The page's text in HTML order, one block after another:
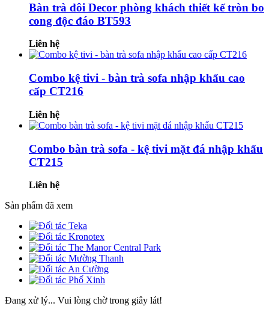
Bàn trà đôi Decor phòng khách thiết kế tròn bo
cong độc đáo BT593
Liên hệ
Combo kệ tivi - bàn trà sofa nhập khẩu cao
cấp CT216
Liên hệ
Combo bàn trà sofa - kệ tivi mặt đá nhập khẩu
CT215
Liên hệ
Sản phẩm đã xem
Đang xử lý... Vui lòng chờ trong giây lát!